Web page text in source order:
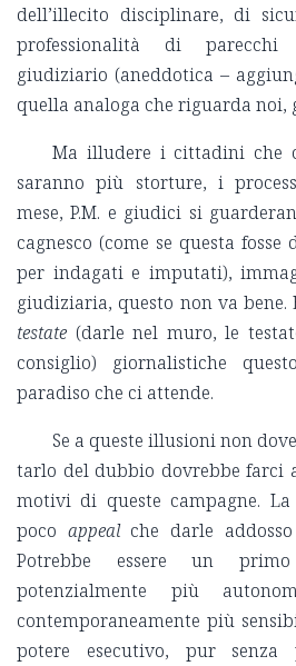
dell’illecito disciplinare, di
professionalità di parecchi
giudiziario (aneddotica –
quella analoga che riguarda noi,
Ma illudere i cittadini che
saranno più storture, i
mese, P.M. e giudici si
cagnesco (come se questa
per indagati e imputati),
giudiziaria, questo non va bene.
testate (darle nel muro, le
consiglio) giornalistiche
paradiso che ci attende.
Se a queste illusioni non
tarlo del dubbio dovrebbe farci
motivi di queste campagne.
poco appealche darle
Potrebbe essere un
potenzialmente più
contemporaneamente più
potere esecutivo, pur senza